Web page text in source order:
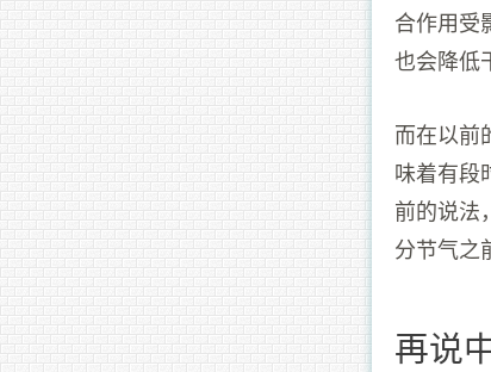
合作用受
也会降低
而在以前
味着有段
前的说法
分节气之
再说